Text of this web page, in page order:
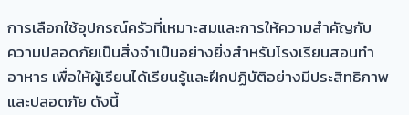
การเลือกใช้อุปกรณ์ครัวที่เหมาะสมและการให้ความสำคัญกับ
ความปลอดภัยเป็นสิ่งจำเป็นอย่างยิ่งสำหรับโรงเรียนสอนทำ
อาหาร เพื่อให้ผู้เรียนได้เรียนรู้และฝึกปฏิบัติอย่างมีประสิทธิภาพ
และปลอดภัย ดังนี้